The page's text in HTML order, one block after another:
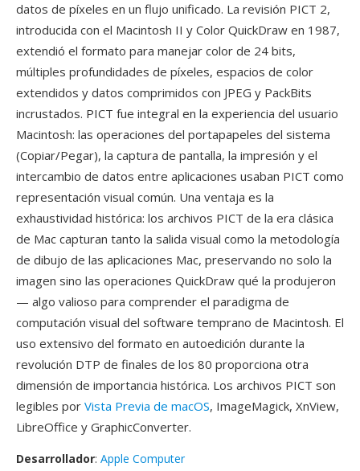
datos de píxeles en un flujo unificado. La revisión PICT 2,
introducida con el Macintosh II y Color QuickDraw en 1987,
extendió el formato para manejar color de 24 bits,
múltiples profundidades de píxeles, espacios de color
extendidos y datos comprimidos con JPEG y PackBits
incrustados. PICT fue integral en la experiencia del usuario
Macintosh: las operaciones del portapapeles del sistema
(Copiar/Pegar), la captura de pantalla, la impresión y el
intercambio de datos entre aplicaciones usaban PICT como
representación visual común. Una ventaja es la
exhaustividad histórica: los archivos PICT de la era clásica
de Mac capturan tanto la salida visual como la metodología
de dibujo de las aplicaciones Mac, preservando no solo la
imagen sino las operaciones QuickDraw qué la produjeron
— algo valioso para comprender el paradigma de
computación visual del software temprano de Macintosh. El
uso extensivo del formato en autoedición durante la
revolución DTP de finales de los 80 proporciona otra
dimensión de importancia histórica. Los archivos PICT son
legibles por Vista Previa de macOS, ImageMagick, XnView,
LibreOffice y GraphicConverter.
Desarrollador: Apple Computer